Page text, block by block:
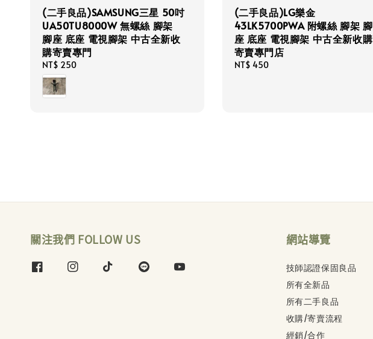
(二手良品)SAMSUNG三星 50吋
UA50TU8000W 無螺絲 腳架
腳座 底座 電視腳架 中古全新收
購寄賣專門
Regular
price
NT$ 250
(二手良品)LG樂金
43LK5700PWA 附螺絲 腳架 腳
座 底座 電視腳架 中古全新收購
寄賣專門店
Regular
NT$ 450
關注我們 FOLLOW US 網站導覽
技師認證保固良品
所有全新品
所有二手良品
收購/寄賣流程
經銷/合作